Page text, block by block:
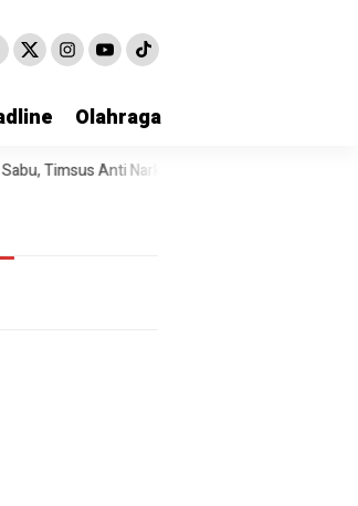
Olahraga
Timsus Anti Narkoba Polres Asahan Amankan